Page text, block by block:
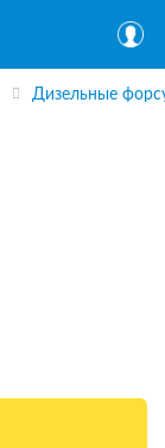
Дизельные